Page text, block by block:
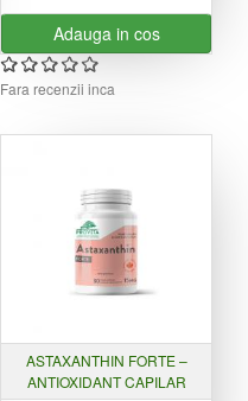
Adauga in cos
Fara recenzii inca
ASTAXANTHIN FORTE –
ANTIOXIDANT CAPILAR